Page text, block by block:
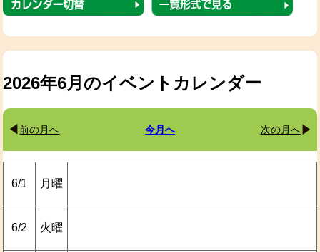
2026年6月のイベントカレンダー
前の月へ 今月へ 次の月へ
6/1 月曜
6/2 火曜